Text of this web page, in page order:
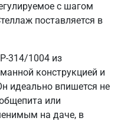
с шагом
поставляется в
314/1004 из
конструкцией и
идеально впишется не
или
на даче, в